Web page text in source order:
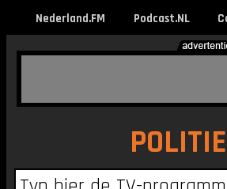
Nederland.FM Podcast.NL